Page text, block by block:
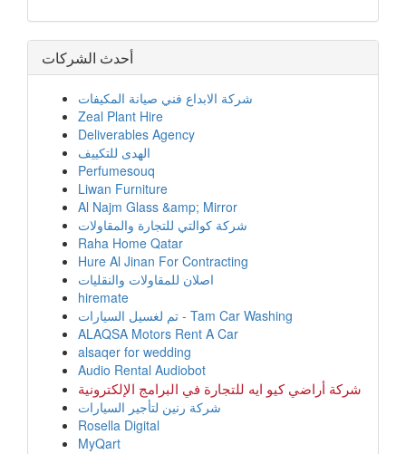
أحدث الشركات
شركة الابداع فني صيانة المكيفات
Zeal Plant Hire
Deliverables Agency
الهدى للتكييف
Perfumesouq
Liwan Furniture
Al Najm Glass &amp; Mirror
شركة كوالتي للتجارة والمقاولات
Raha Home Qatar
Hure Al Jinan For Contracting
اصلان للمقاولات والنقليات
hiremate
تم لغسيل السيارات - Tam Car Washing
ALAQSA Motors Rent A Car
alsaqer for wedding
Audio Rental Audiobot
شركة أراضي كيو ايه للتجارة في البرامج الإلكترونية
شركة رنين لتأجير السيارات
Rosella Digital
MyQart